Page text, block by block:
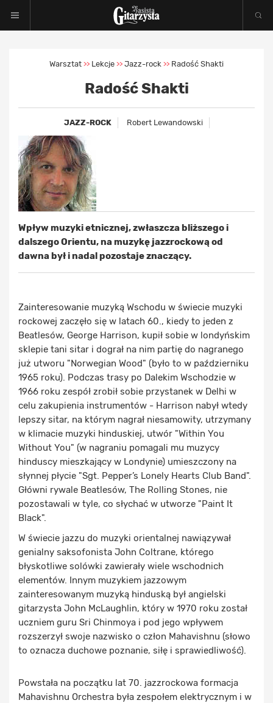
Warsztat >> Lekcje >> Jazz-rock >> Radość Shakti
Radość Shakti
JAZZ-ROCK Robert Lewandowski
Wpływ muzyki etnicznej, zwłaszcza bliższego i
dalszego Orientu, na muzykę jazzrockową od
dawna był i nadal pozostaje znaczący.
Zainteresowanie muzyką Wschodu w świecie muzyki
rockowej zaczęło się w latach 60., kiedy to jeden z
Beatlesów, George Harrison, kupił sobie w londyńskim
sklepie tani sitar i dograł na nim partię do nagranego
już utworu "Norwegian Wood" (było to w październiku
1965 roku). Podczas trasy po Dalekim Wschodzie w
1966 roku zespół zrobił sobie przystanek w Delhi w
celu zakupienia instrumentów - Harrison nabył wtedy
lepszy sitar, na którym nagrał niesamowity, utrzymany
w klimacie muzyki hinduskiej, utwór "Within You
Without You" (w nagraniu pomagali mu muzycy
hinduscy mieszkający w Londynie) umieszczony na
słynnej płycie "Sgt. Pepper’s Lonely Hearts Club Band".
Główni rywale Beatlesów, The Rolling Stones, nie
pozostawali w tyle, co słychać w utworze "Paint It
Black".
W świecie jazzu do muzyki orientalnej nawiązywał
genialny saksofonista John Coltrane, którego
błyskotliwe solówki zawierały wiele wschodnich
elementów. Innym muzykiem jazzowym
zainteresowanym muzyką hinduską był angielski
gitarzysta John McLaughlin, który w 1970 roku został
uczniem guru Sri Chinmoya i pod jego wpływem
rozszerzył swoje nazwisko o człon Mahavishnu (słowo
to oznacza duchowe poznanie, siłę i sprawiedliwość).
Powstała na początku lat 70. jazzrockowa formacja
Mahavishnu Orchestra była zespołem elektrycznym i w